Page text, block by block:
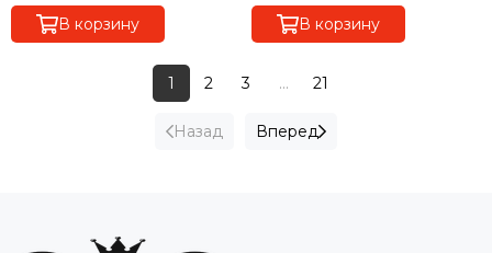
В корзину В корзину
Назад
1 2 3 ... 21
Вперед